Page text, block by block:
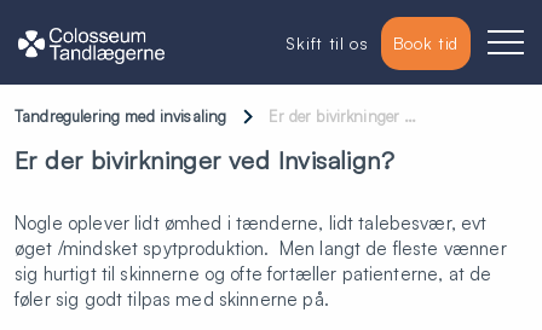
Tandregulering med invisaling Er der bivirkninger …
Er der bivirkninger ved Invisalign?
Nogle oplever lidt ømhed i tænderne, lidt talebesvær, evt
øget /mindsket spytproduktion. Men langt de fleste vænner
sig hurtigt til skinnerne og ofte fortæller patienterne, at de
føler sig godt tilpas med skinnerne på.
Skift til os Book tid